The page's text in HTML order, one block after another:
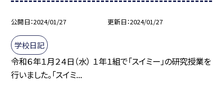
公開日 2024/01/27 更新日 2024/01/27
学校日記
令和６年１月２４日（水） １年１組で「スイミー」の研究授業を
行いました。「スイミ...